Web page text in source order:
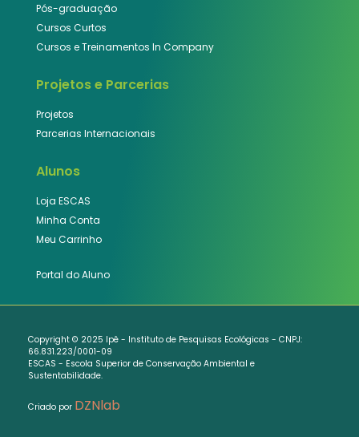
Pós-graduação
Cursos Curtos
Cursos e Treinamentos In Company
Projetos e Parcerias
Projetos
Parcerias Internacionais
Alunos
Loja ESCAS
Minha Conta
Meu Carrinho
Portal do Aluno
Copyright © 2025 Ipê - Instituto de Pesquisas Ecológicas - CNPJ:
66.831.223/0001-09
ESCAS - Escola Superior de Conservação Ambiental e
Sustentabilidade.
Criado por DZNlab